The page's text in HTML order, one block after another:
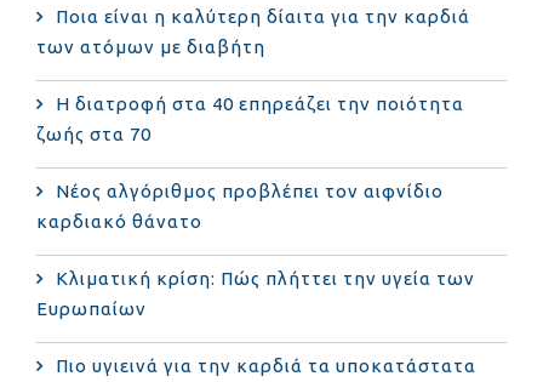
Ποια είναι η καλύτερη δίαιτα για την καρδιά
των ατόμων με διαβήτη
Η διατροφή στα 40 επηρεάζει την ποιότητα
ζωής στα 70
Νέος αλγόριθμος προβλέπει τον αιφνίδιο
καρδιακό θάνατο
Κλιματική κρίση: Πώς πλήττει την υγεία των
Ευρωπαίων
Πιο υγιεινά για την καρδιά τα υποκατάστατα